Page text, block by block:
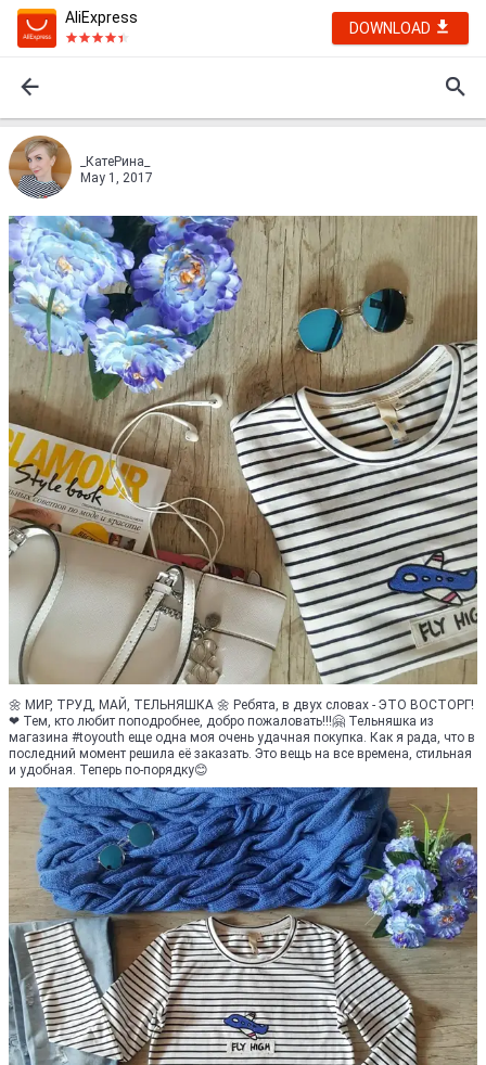
AliExpress
DOWNLOAD
_КатеРина_
May 1, 2017
🌼 МИР, ТРУД, МАЙ, ТЕЛЬНЯШКА 🌼 Ребята, в двух словах - ЭТО ВОСТОРГ!
❤ Тем, кто любит поподробнее, добро пожаловать!!!🤗 Тельняшка из
магазина #toyouth еще одна моя очень удачная покупка. Как я рада, что в
последний момент решила её заказать. Это вещь на все времена, стильная
и удобная. Теперь по-порядку😊